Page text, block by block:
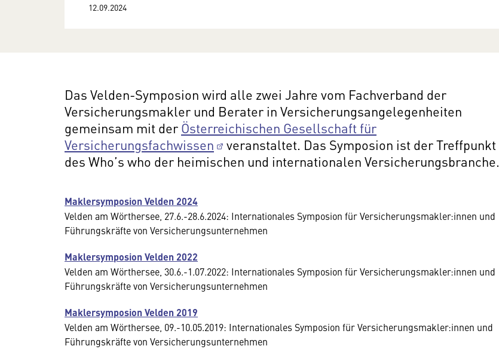
12.09.2024
Das Velden-Symposion wird alle zwei Jahre vom Fachverband der
Versicherungsmakler und Berater in Versicherungsangelegenheiten
gemeinsam mit derÖsterreichischen Gesellschaft für
Versicherungsfachwissen
veranstaltet. Das Symposion ist der Treffpunkt
des Who’s who der heimischen und internationalen Versicherungsbranche.
Maklersymposion Velden 2024
Velden am Wörthersee, 27.6.-28.6.2024: Internationales Symposion für Versicherungsmakler:innen und
Führungskräfte von Versicherungsunternehmen
Maklersymposion Velden 2022
Velden am Wörthersee, 30.6.-1.07.2022: Internationales Symposion für Versicherungsmakler:innen und
Führungskräfte von Versicherungsunternehmen
Maklersymposion Velden 2019
Velden am Wörthersee, 09.-10.05.2019: Internationales Symposion für Versicherungsmakler:innen und
Führungskräfte von Versicherungsunternehmen